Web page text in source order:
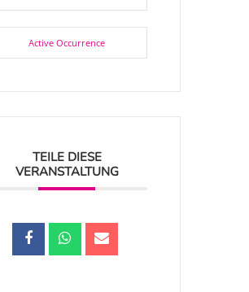
Active Occurrence
TEILE DIESE
VERANSTALTUNG